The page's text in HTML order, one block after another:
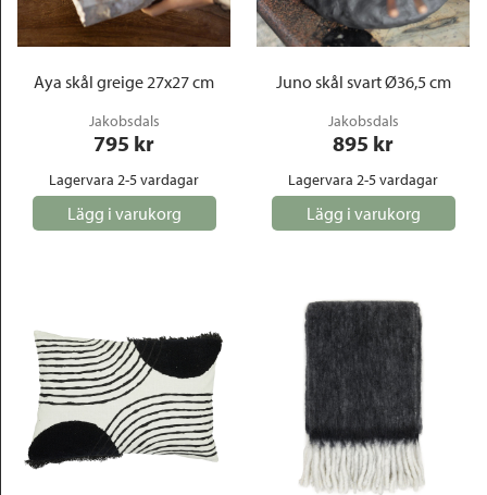
Aya skål greige 27x27 cm
Jakobsdals
795 kr
Lagervara 2-5 vardagar
Lägg i varukorg
Juno skål svart Ø36,5 cm
Jakobsdals
895 kr
Lagervara 2-5 vardagar
Lägg i varukorg